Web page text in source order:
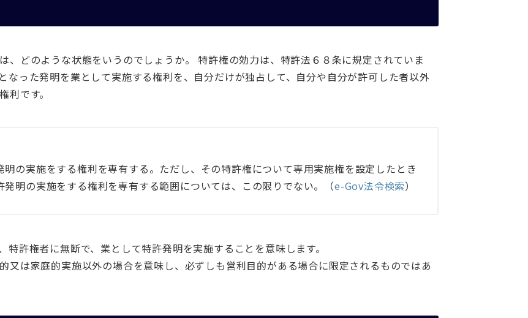
、どのような状態をいうのでしょうか。 特許権の効力は、特許法６８条に規定されていま
なった発明を業として実施する権利を、自分だけが独占して、自分や自分が許可した者以外
利です。
の実施をする権利を専有する。ただし、その特許権について専用実施権を設定したとき
明の実施をする権利を専有する範囲については、この限りでない。（e-Gov法令検索）
特許権者に無断で、業として特許発明を実施することを意味します。
又は家庭的実施以外の場合を意味し、必ずしも営利目的がある場合に限定されるものではあ